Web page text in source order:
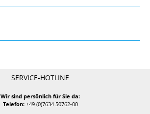
SERVICE-HOTLINE
Wir sind persönlich für Sie da:
Telefon:+49 (0)7634 50762-00